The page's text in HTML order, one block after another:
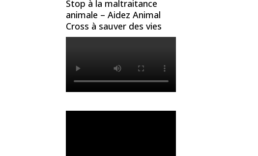
Stop à la maltraitance
animale – Aidez Animal
Cross à sauver des vies